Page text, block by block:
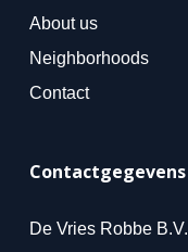
About us
Neighborhoods
Contact
Contactgegevens
De Vries Robbe B.V.